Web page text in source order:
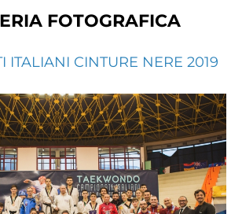
e Freestyle
FOTOGRAFICA
ITALIANI CINTURE NERE 2019